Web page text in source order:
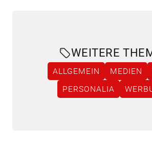
WEITERE
ALLGEMEIN MEDIEN
PERSONALIA